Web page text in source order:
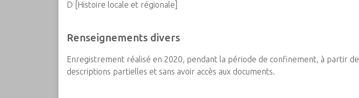
D [Histoire locale et régionale]
Renseignements divers
Enregistrement réalisé en 2020, pendant la période de confinement, à partir de
descriptions partielles et sans avoir accès aux documents.